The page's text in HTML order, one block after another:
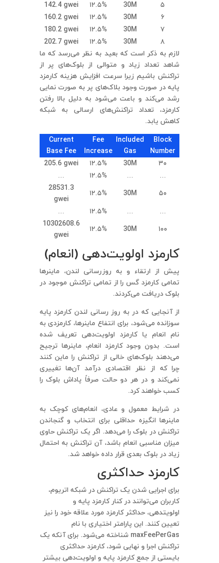
۵
30M ۱۲.۵%
142.4 gwei
۶
30M ۱۲.۵%
160.2 gwei
۷
30M ۱۲.۵%
180.2 gwei
۸
30M ۱۲.۵%
202.7 gwei
لازم به ذکر است که بعید به نظر می‌رسد که ما
شاهد تعداد زیاد و متوالی از بلوک‌های پر از
تراکنش باشیم زیرا سرعت افزایش هزینه کارمزد
پایه در صورت وجود بلاک‌های پر به صورت نمایی
رشد می‌کند و باعت می‌شود به دلیل بالا رفتن
کارمزد، تعداد تراکنش‌های ارسالی به شبکه
کاهش یابد.
Block
Number
Included
Gas
Fee
Increase
Current
Base Fee
۳۰
30M ۱۲.۵%
205.6 gwei
…
… ۱۲.۵%
…
۵۰
30M ۱۲.۵%
28531.3
gwei
…
… ۱۲.۵%
…
۱۰۰
30M ۱۲.۵%
10302608.6
gwei
کارمزد اولویت‌دهی (انعام)
پیش از ارتقاء و به روزرسانی لندن، ماینرها
تمامی کارمزد گس را از تمامی تراکنش موجود در
بلوک دریافت می‌کردند.
از آنجایی که در به روز رسانی لندن کارمزد پایه
سوزانده می‌شود، برای انتفاع ماینرها، کارمزدی به
نام انعام یا کارمزد اولویت‌دهی تعریف شده
است. بدون وجود کارمزد انعام، ماینرها ترجیح
می‌دهند بلوک‌های خالی از تراکنش را ماین کنند
چرا که از نظر اقتصادی درآمد آن‌ها تغییری
نمی‌کند و در هر دو حالت صرفاً پاداش بلوک را
کسب خواهند کرد.
در شرایط معمول و عادی، انعام‌های کوچک به
ماینرها انگیزه حداقلی برای انتخاب و گنجاندن
تراکنش در بلوک را می‌دهد. اگر یک تراکنش حاوی
میزان مناسبی انعام باشد، آن تراکنش به احتمال
زیاد در بلوک بعدی قرار داده خواهد شد.
کارمزد حداکثری
برای اجرایی شدن یک تراکنش در شبکه اتریوم،
کاربران می‌توانند در کنار کارمزد پایه و
اولویتدهی، حداکثر کارمزد مورد علاقه خود را نیز
تعیین کنند. این پارامتر اختیاری با نام
maxFeePerGas شناخته می‌شود. برای آنکه یک
تراکنش اجرا و نهایی شود، کارمزد حداکثری
بایستی از جمع کارمزد پایه و اولویت‌دهی بیشتر